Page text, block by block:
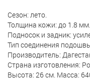
Сезон: лето.
Толщина кожи: до 1.8 мм.
Подносок и задник:
Тип соединения
Производитель:
Страна изготовления:
Высота: 26 см. Масса: